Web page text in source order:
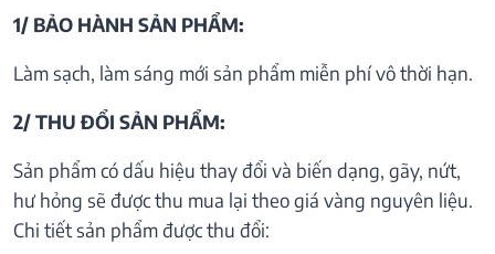
1/ BẢO HÀNH SẢN PHẨM:
Làm sạch, làm sáng mới sản phẩm miễn phí vô thời hạn.
2/ THU ĐỔI SẢN PHẨM:
Sản phẩm có dấu hiệu thay đổi và biến dạng, gãy, nứt,
hư hỏng sẽ được thu mua lại theo giá vàng nguyên liệu.
Chi tiết sản phẩm được thu đổi: